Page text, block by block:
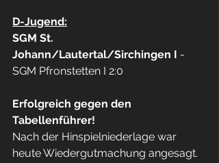
D-Jugend:
SGM St.
Johann/Lautertal/Sirchingen I -
SGM Pfronstetten I 2:0
Erfolgreich gegen den
Tabellenführer!
Nach der Hinspielniederlage war
heute Wiedergutmachung angesagt.